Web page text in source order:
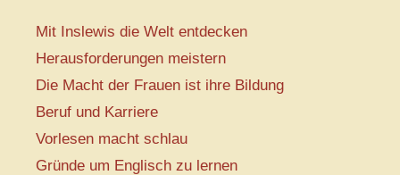
Mit Inslewis die Welt entdecken
Herausforderungen meistern
Die Macht der Frauen ist ihre Bildung
Beruf und Karriere
Vorlesen macht schlau
Gründe um Englisch zu lernen